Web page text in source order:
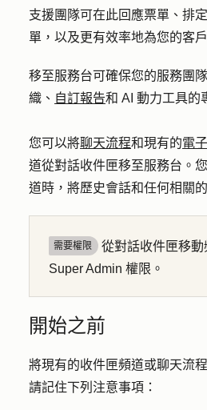
支援團隊可在此回應票單、排
單，以及更有效率地為您的客
移至服務台可確保您的服務團
織、 自訂報告和 AI 動力工具的
您可以將聊天流程和現有的電
道從對話收件匣移至服務台。
道時，將歷史會話和任何相關
需要權限
從對話收件匣移
Super Admin 權限。
開始之前
將現有的收件匣頻道或聊天流
請記住下列注意事項：